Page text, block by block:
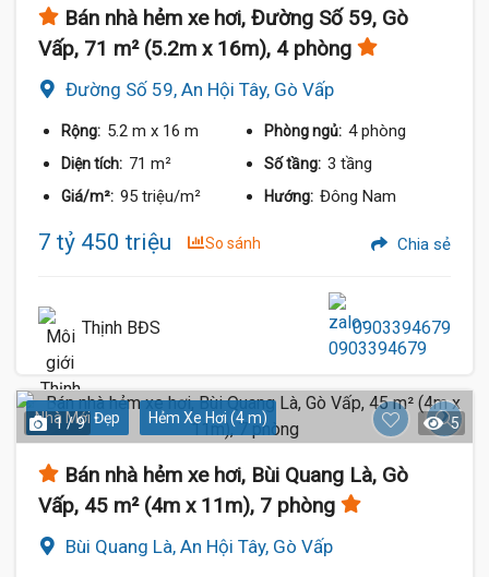
Bán nhà hẻm xe hơi, Đường Số 59, Gò
Vấp, 71 m² (5.2m x 16m), 4 phòng
Đường Số 59, An Hội Tây, Gò Vấp
Rộng: 5.2 m x 16 m Phòng ngủ: 4 phòng
Diện tích: 71 m² Số tầng: 3 tầng
Giá/m²: 95 triệu/m² Hướng: Đông Nam
7 tỷ 450 triệu So sánh Chia sẻ
Thịnh BĐS 0903394679
Nhà Mới Đẹp Hẻm Xe Hơi (4 m)
1 / 9 5
Bán nhà hẻm xe hơi, Bùi Quang Là, Gò
Vấp, 45 m² (4m x 11m), 7 phòng
Bùi Quang Là, An Hội Tây, Gò Vấp